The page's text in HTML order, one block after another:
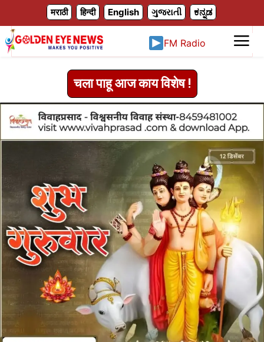
मराठी हिन्दी English ગુજરાતી ಕನ್ನಡ
FM Radio
चला पाहू आज काय विशेष !